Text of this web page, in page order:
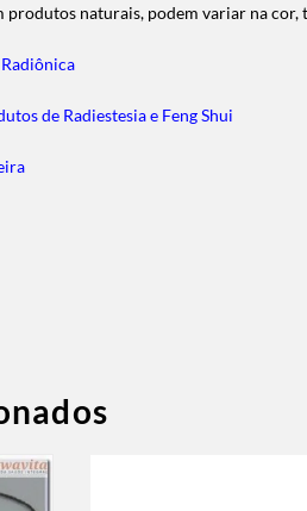
naturais, podem variar na cor,
de Radiestesia e Feng Shui